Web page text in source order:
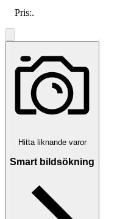
Pris:.
Hitta liknande varor
Smart bildsökning